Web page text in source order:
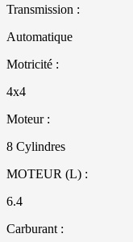
Transmission :
Automatique
Motricité :
4x4
Moteur :
8 Cylindres
MOTEUR (L) :
6.4
Carburant :